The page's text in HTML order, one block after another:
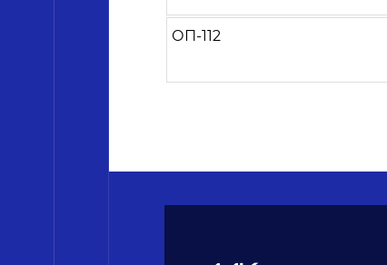
ОП-112